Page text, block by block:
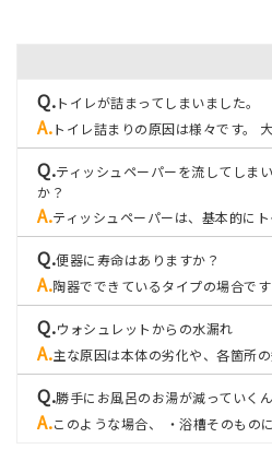
トイレが詰まってしまいました。
トイレ詰まりの原因は様々です。
ティッシュペーパーを流してしま
か？
ティッシュペーパーは、基本的にト
便器に寿命はありますか？
陶器でできているタイプの場合で
ウォシュレットからの水漏れ
主な原因は本体の劣化や、各箇所
勝手にお風呂のお湯が減っていく
このような場合、 ・浴槽そのもの